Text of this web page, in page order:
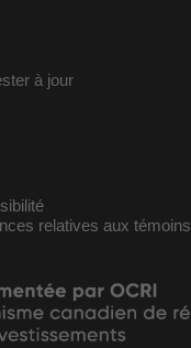
à jour
relatives aux témoins